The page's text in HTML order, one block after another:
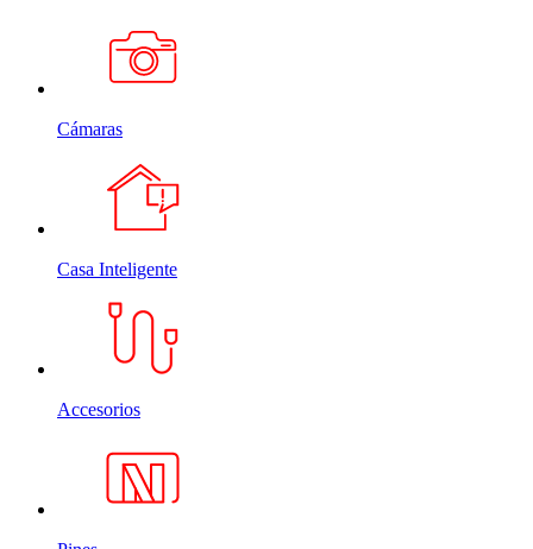
Cámaras
Casa Inteligente
Accesorios